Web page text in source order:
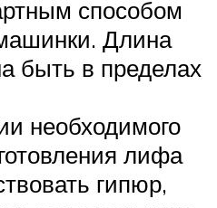
способом
Длина
быть в пределах
необходимого
лифа
гипюр,